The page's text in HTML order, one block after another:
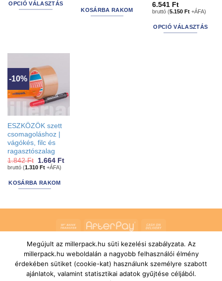
OPCIÓ VÁLASZTÁS
may
be
chosen
on
page
KOSÁRBA RAKOM
6.541 Ft
bruttó (5.150 Ft+ÁFA)
OPCIÓ VÁLASZTÁS
-10%
ESZKÖZÖK szett
csomagoláshoz |
vágókés, filc és
ragasztószalag
1.842Ft
Original
price
1.842 Ft.
1.664 FtCurrent
bruttó (1.310 Ft+ÁFA)
KOSÁRBA RAKOM
Bank
AfterPay
Delivery
RÓLUNK
ÁLTALÁNOS SZERZŐDÉSI FELTÉTELEK
SZÁLLÍTÁSI ÉS FIZETÉSI FELTÉTELEK
JOGI NYILATKOZAT
IMPRESSZUM
KAPCSOLAT
ÜGYFÉLSZOLGÁLAT
FELIRATKOZÁS HÍRLEVÉLRE
Megújult az millerpack.hu süti kezelési szabályzata. Az
millerpack.hu weboldalán a nagyobb felhasználói élmény
érdekében sütiket (cookie-kat) használunk személyre szabott
ajánlatok, valamint statisztikai adatok gyűjtése céljából.